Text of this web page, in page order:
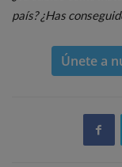
país? ¿Has
Únete a